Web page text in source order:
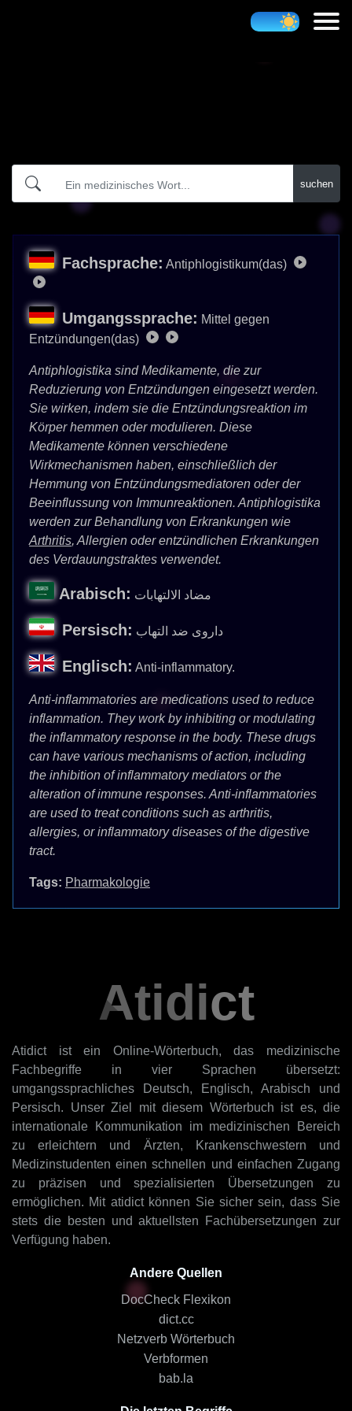
suchen
Fachsprache: Antiphlogistikum(das)
Umgangssprache: Mittel gegen
Entzündungen(das)
Antiphlogistika sind Medikamente, die zur
Reduzierung von Entzündungen eingesetzt werden.
Sie wirken, indem sie die Entzündungsreaktion im
Körper hemmen oder modulieren. Diese
Medikamente können verschiedene
Wirkmechanismen haben, einschließlich der
Hemmung von Entzündungsmediatoren oder der
Beeinflussung von Immunreaktionen. Antiphlogistika
werden zur Behandlung von Erkrankungen wie
Arthritis, Allergien oder entzündlichen Erkrankungen
des Verdauungstraktes verwendet.
Arabisch: مضاد الالتهابات
Persisch: داروی ضد التهاب
Englisch: Anti-inflammatory.
Anti-inflammatories are medications used to reduce
inflammation. They work by inhibiting or modulating
the inflammatory response in the body. These drugs
can have various mechanisms of action, including
the inhibition of inflammatory mediators or the
alteration of immune responses. Anti-inflammatories
are used to treat conditions such as arthritis,
allergies, or inflammatory diseases of the digestive
tract.
Tags: Pharmakologie
Atidict
Atidict ist ein Online-Wörterbuch, das medizinische
Fachbegriffe in vier Sprachen übersetzt:
umgangssprachliches Deutsch, Englisch, Arabisch und
Persisch. Unser Ziel mit diesem Wörterbuch ist es, die
internationale Kommunikation im medizinischen Bereich
zu erleichtern und Ärzten, Krankenschwestern und
Medizinstudenten einen schnellen und einfachen Zugang
zu präzisen und spezialisierten Übersetzungen zu
ermöglichen. Mit atidict können Sie sicher sein, dass Sie
stets die besten und aktuellsten Fachübersetzungen zur
Verfügung haben.
Andere Quellen
DocCheck Flexikon
dict.cc
Netzverb Wörterbuch
Verbformen
bab.la